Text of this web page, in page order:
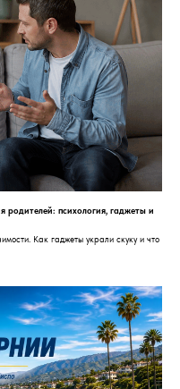
родителей: психология, гаджеты и
Как гаджеты украли скуку и что